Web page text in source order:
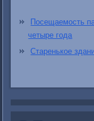
Посещаемость
четыре года
Старенькое